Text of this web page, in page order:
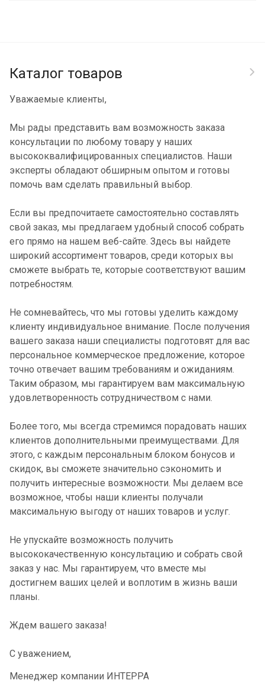
Каталог товаров
Уважаемые клиенты,
Мы рады представить вам возможность заказа
консультации по любому товару у наших
высококвалифицированных специалистов. Наши
эксперты обладают обширным опытом и готовы
помочь вам сделать правильный выбор.
Если вы предпочитаете самостоятельно составлять
свой заказ, мы предлагаем удобный способ собрать
его прямо на нашем веб-сайте. Здесь вы найдете
широкий ассортимент товаров, среди которых вы
сможете выбрать те, которые соответствуют вашим
потребностям.
Не сомневайтесь, что мы готовы уделить каждому
клиенту индивидуальное внимание. После получения
вашего заказа наши специалисты подготовят для вас
персональное коммерческое предложение, которое
точно отвечает вашим требованиям и ожиданиям.
Таким образом, мы гарантируем вам максимальную
удовлетворенность сотрудничеством с нами.
Более того, мы всегда стремимся порадовать наших
клиентов дополнительными преимуществами. Для
этого, с каждым персональным блоком бонусов и
скидок, вы сможете значительно сэкономить и
получить интересные возможности. Мы делаем все
возможное, чтобы наши клиенты получали
максимальную выгоду от наших товаров и услуг.
Не упускайте возможность получить
высококачественную консультацию и собрать свой
заказ у нас. Мы гарантируем, что вместе мы
достигнем ваших целей и воплотим в жизнь ваши
планы.
Ждем вашего заказа!
С уважением,
Менеджер компании ИНТЕРРА